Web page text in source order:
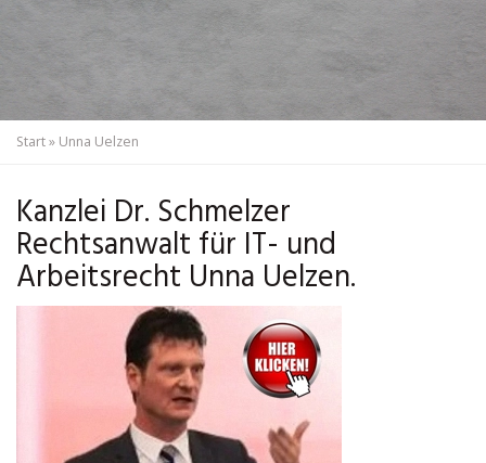
Start» Unna Uelzen
Kanzlei Dr. Schmelzer
Rechtsanwalt für IT- und
Arbeitsrecht Unna Uelzen.